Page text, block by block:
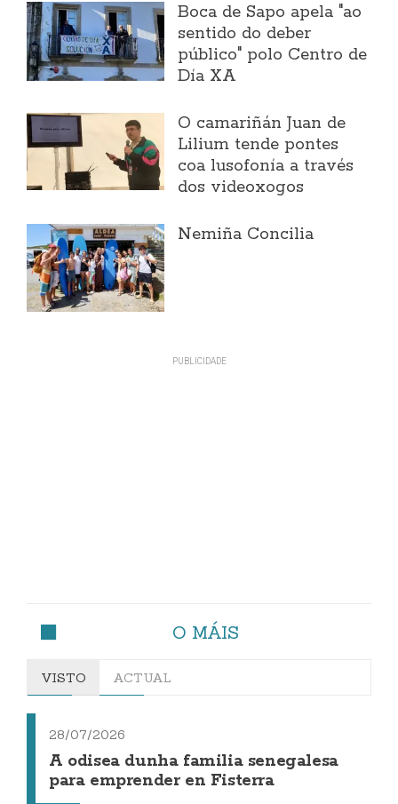
Boca de Sapo apela "ao
sentido do deber
público" polo Centro de
Día XA
O camariñán Juan de
Lilium tende pontes
coa lusofonía a través
dos videoxogos
Nemiña Concilia
O MÁIS
VISTO ACTUAL
28/07/2026
A odisea dunha familia senegalesa
para emprender en Fisterra